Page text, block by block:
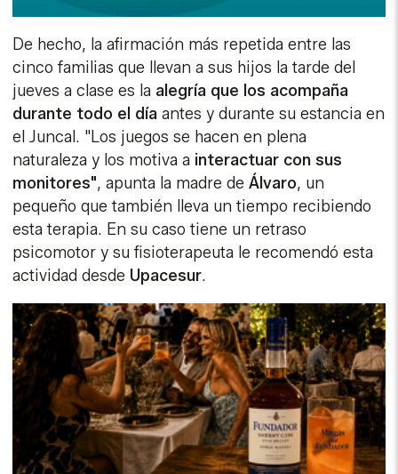
De hecho, la afirmación más repetida entre las
cinco familias que llevan a sus hijos la tarde del
jueves a clase es la alegría que los acompaña
durante todo el día antes y durante su estancia en
el Juncal. "Los juegos se hacen en plena
naturaleza y los motiva a interactuar con sus
monitores", apunta la madre deÁlvaro, un
pequeño que también lleva un tiempo recibiendo
esta terapia. En su caso tiene un retraso
psicomotor y su fisioterapeuta le recomendó esta
actividad desde Upacesur.